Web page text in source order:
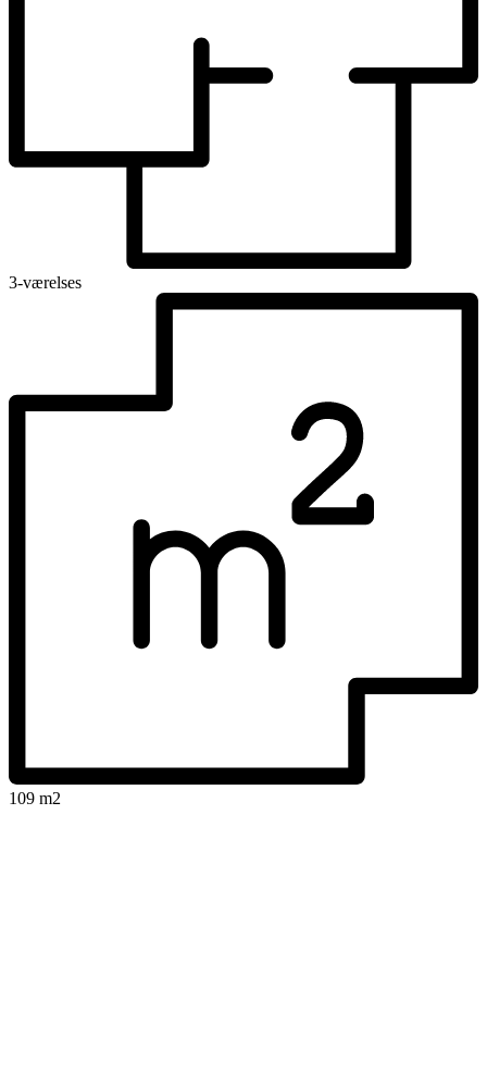
3-værelses
109 m2